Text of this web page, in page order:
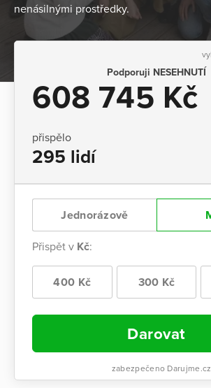
nenásilnými prostředky.
Podporuji NESEHNUTÍ
608 745 Kč
přispělo
295 lidí
Jednorázově
Přispět v Kč:
400 Kč 300 Kč
Darovat
zabezpečeno Darujme.cz